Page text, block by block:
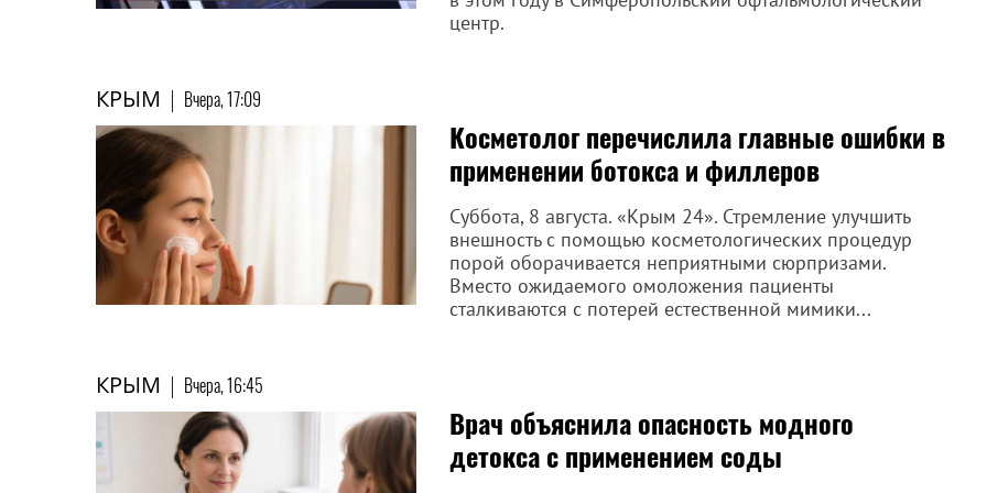
центр.
КРЫМ | Вчера, 17:09
Косметолог перечислила главные ошибки в
применении ботокса и филлеров
Суббота, 8 августа. «Крым 24». Стремление улучшить
внешность с помощью косметологических процедур
порой оборачивается неприятными сюрпризами.
Вместо ожидаемого омоложения пациенты
сталкиваются с потерей естественной мимики...
КРЫМ | Вчера, 16:45
Врач объяснила опасность модного
детокса с применением соды